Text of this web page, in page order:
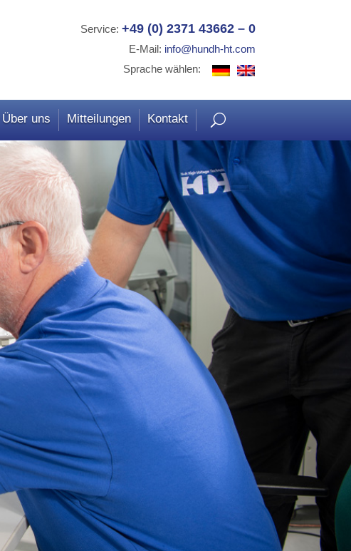
Service: +49 (0) 2371 43662 – 0
E-Mail: info@hundh-ht.com
Sprache wählen:
Über uns Mitteilungen Kontakt